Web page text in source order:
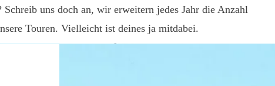
uns doch an, wir erweitern jedes Jahr die Anzahl
Touren. Vielleicht ist deines ja mitdabei.